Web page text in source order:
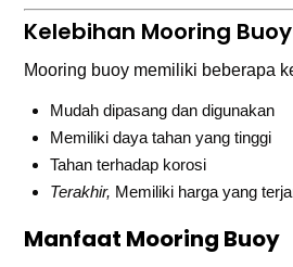
Kelebihan Mooring Buoy
Mooring buoy memiliki beberapa
Mudah dipasang dan digunakan
Memiliki daya tahan yang tinggi
Tahan terhadap korosi
Terakhir, Memiliki harga yang
Manfaat Mooring Buoy